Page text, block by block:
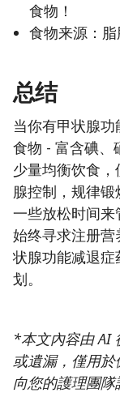
食物！
食物来源：脂
总结
当你有甲状腺
食物 - 富含碘、
少量均衡饮食
腺控制，规律
一些放松时间来
始终寻求注册
状腺功能减退
划。
*本文內容由 AI
或遺漏，僅用
向您的護理團隊